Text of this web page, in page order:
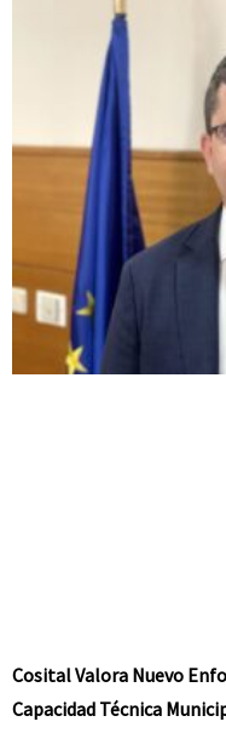
Cosital Valora Nuevo
Capacidad Técnica